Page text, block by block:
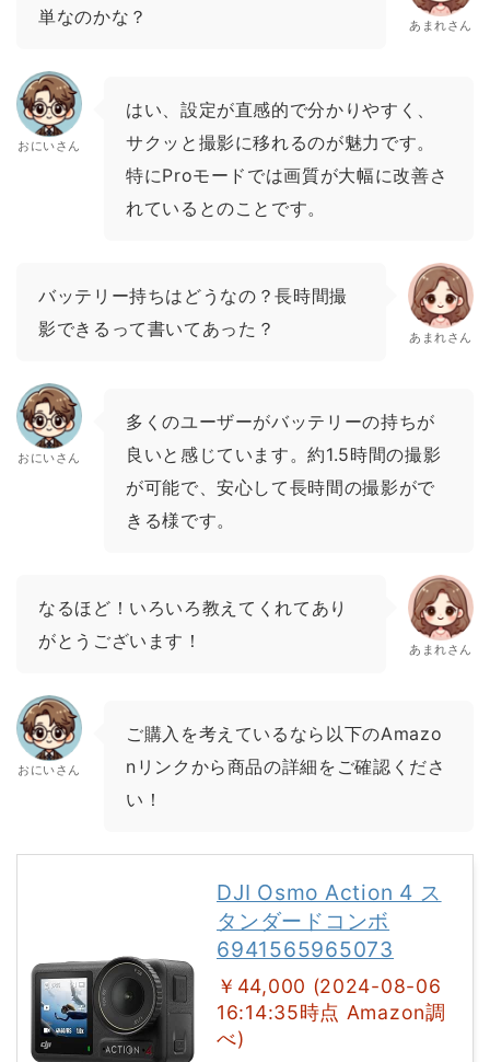
単なのかな？
あまれさん
おにいさん
はい、設定が直感的で分かりやすく、
サクッと撮影に移れるのが魅力です。
特にProモードでは画質が大幅に改善さ
れているとのことです。
バッテリー持ちはどうなの？長時間撮
影できるって書いてあった？
あまれさん
おにいさん
多くのユーザーがバッテリーの持ちが
良いと感じています。約1.5時間の撮影
が可能で、安心して長時間の撮影がで
きる様です。
なるほど！いろいろ教えてくれてあり
がとうございます！
あまれさん
おにいさん
ご購入を考えているなら以下のAmazo
nリンクから商品の詳細をご確認くださ
い！
DJI Osmo Action 4 ス
タンダードコンボ
6941565965073
￥44,000 (2024-08-06
16:14:35時点 Amazon調
べ)